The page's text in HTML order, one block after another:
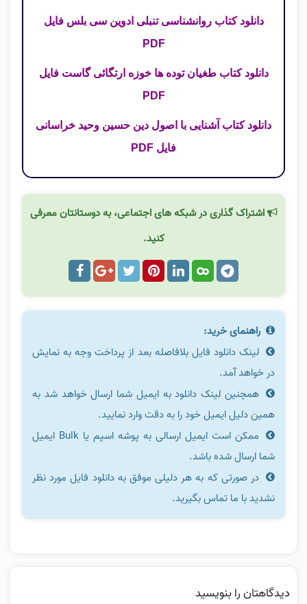
دانلود کتاب روانشناسی تنبلی ادوین سی بلس فایل
PDF
دانلود کتاب طغیان توده ها خوزه ارتگائی گاست فایل
PDF
دانلود کتاب آشنایی با اصول دین حسین وحید خراسانی
فایل PDF
اشتراک گذاری در شبکه های اجتماعی، به دوستانتان معرفی
کنید.
راهنمای خرید:
لینک دانلود فایل بلافاصله بعد از پرداخت وجه به نمایش
در خواهد آمد.
همچنین لینک دانلود به ایمیل شما ارسال خواهد شد به
همین دلیل ایمیل خود را به دقت وارد نمایید.
ممکن است ایمیل ارسالی به پوشه اسپم یا Bulk ایمیل
شما ارسال شده باشد.
در صورتی که به هر دلیلی موفق به دانلود فایل مورد نظر
نشدید با ما تماس بگیرید.
دیدگاهتان را بنویسید